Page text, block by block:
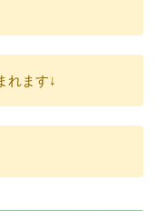
れます↓